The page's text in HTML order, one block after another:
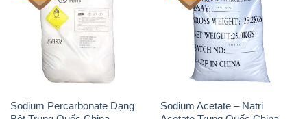
Sodium Percarbonate Dạng
Sodium Acetate – Natri